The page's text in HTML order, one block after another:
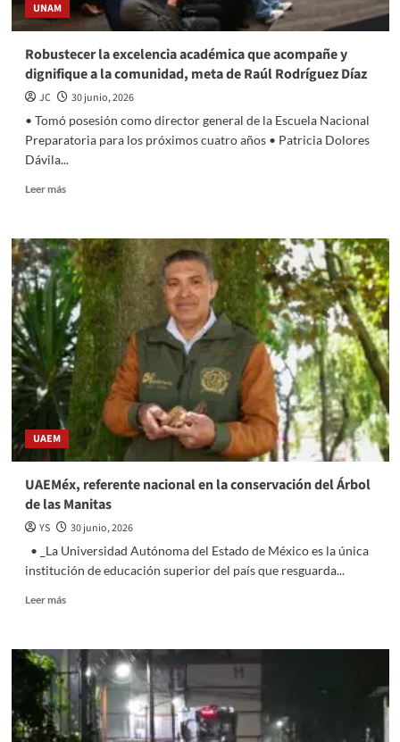
UNAM
Robustecer la excelencia académica que acompañe y
dignifique a la comunidad, meta de Raúl Rodríguez Díaz
JC
30 junio, 2026
• Tomó posesión como director general de la Escuela Nacional
Preparatoria para los próximos cuatro años • Patricia Dolores
Dávila...
Leer másRead
Robustecer
la
excelencia
académica
que
acompañe
y
dignifique
a
la
comunidad,
meta
Raúl
Díaz
UAEM
UAEMéx, referente nacional en la conservación del Árbol
de las Manitas
YS
30 junio, 2026
• _La Universidad Autónoma del Estado de México es la única
institución de educación superior del país que resguarda...
Leer másRead
UAEMéx,
referente
nacional
en
la
conservación